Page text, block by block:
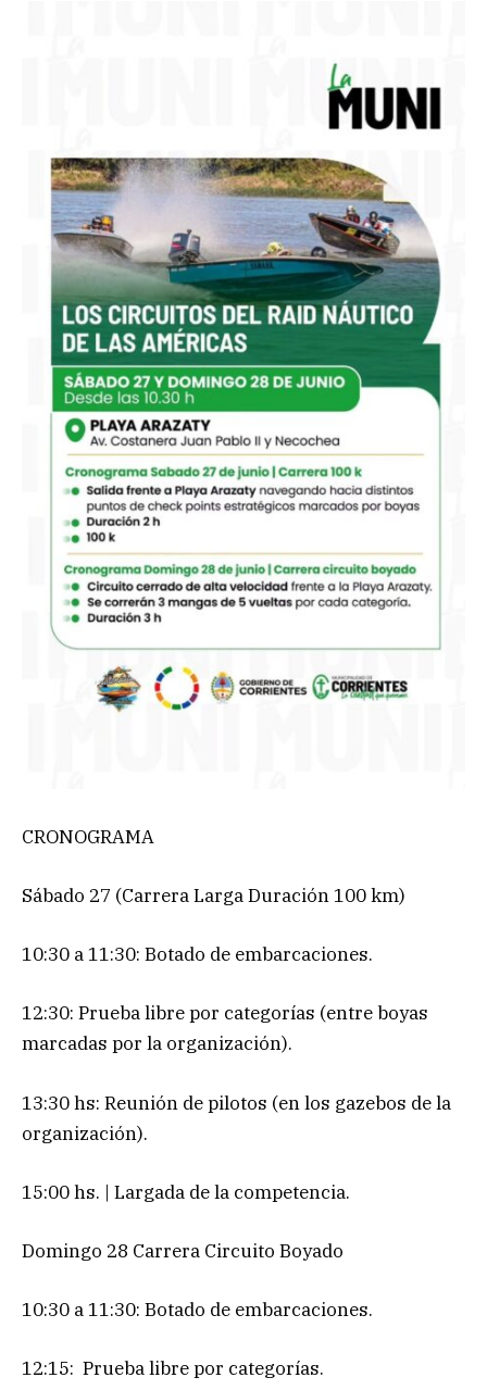
CRONOGRAMA
Sábado 27 (Carrera Larga Duración 100 km)
10:30 a 11:30: Botado de embarcaciones.
12:30: Prueba libre por categorías (entre boyas
marcadas por la organización).
13:30 hs: Reunión de pilotos (en los gazebos de la
organización).
15:00 hs. | Largada de la competencia.
Domingo 28 Carrera Circuito Boyado
10:30 a 11:30: Botado de embarcaciones.
12:15: Prueba libre por categorías.